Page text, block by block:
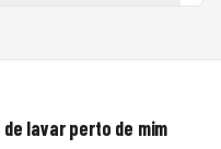
de lavarperto de mim